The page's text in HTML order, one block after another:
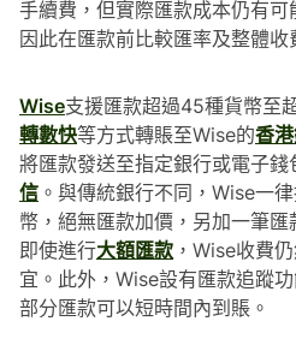
手續費，但實際匯款成本仍有可
因此在匯款前比較匯率及整體收
Wise支援匯款超過45種貨幣至
轉數快等方式轉賬至Wise的香
將匯款發送至指定銀行或電子錢
信 。與傳統銀行不同，Wise一
幣，絕無匯款加價，另加一筆匯
即使進行大額匯款 ，Wise收費
宜。此外，Wise設有匯款追蹤
部分匯款可以短時間內到賬。